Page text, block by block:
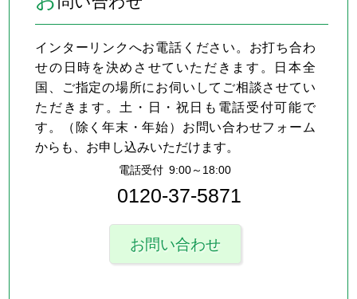
インターリンクへお電話ください。お打ち合わ
せの日時を決めさせていただきます。日本全
国、ご指定の場所にお伺いしてご相談させてい
ただきます。土・日・祝日も電話受付可能で
す。（除く年末・年始）お問い合わせフォーム
からも、お申し込みいただけます。
電話受付 9:00～18:00
0120-37-5871
お問い合わせ